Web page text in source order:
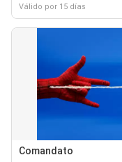
Válido por 15 días
Comandato